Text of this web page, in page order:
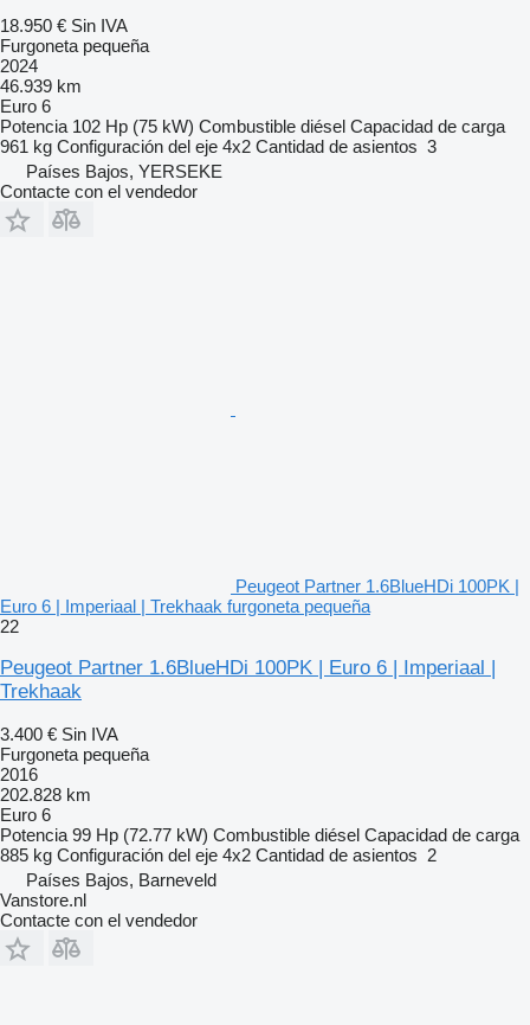
18.950 € Sin IVA
Furgoneta pequeña
2024
46.939 km
Euro 6
Potencia 102 Hp (75 kW) Combustible diésel Capacidad de carga
961 kg Configuración del eje 4x2 Cantidad de asientos 3
Países Bajos, YERSEKE
Contacte con el vendedor
Peugeot Partner 1.6BlueHDi 100PK |
Euro 6 | Imperiaal | Trekhaak furgoneta pequeña
22
Peugeot Partner 1.6BlueHDi 100PK | Euro 6 | Imperiaal |
Trekhaak
3.400 € Sin IVA
Furgoneta pequeña
2016
202.828 km
Euro 6
Potencia 99 Hp (72.77 kW) Combustible diésel Capacidad de carga
885 kg Configuración del eje 4x2 Cantidad de asientos 2
Países Bajos, Barneveld
Vanstore.nl
Contacte con el vendedor